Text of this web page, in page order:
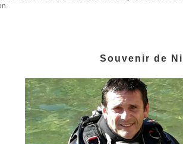
Souvenir de